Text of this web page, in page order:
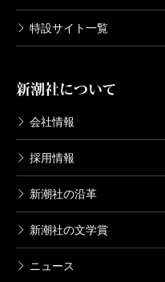
特設サイト一覧
新潮社について
会社情報
採用情報
新潮社の沿革
新潮社の文学賞
ニュース